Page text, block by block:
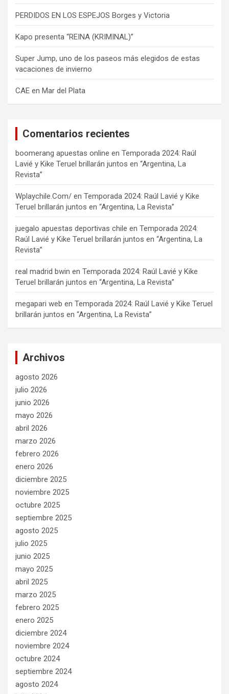
PERDIDOS EN LOS ESPEJOS Borges y Victoria
Kapo presenta “REINA (KRIMINAL)”
Super Jump, uno de los paseos más elegidos de estas
vacaciones de invierno
CAE en Mar del Plata
Comentarios recientes
boomerang apuestas online en Temporada 2024: Raúl
Lavié y Kike Teruel brillarán juntos en “Argentina, La
Revista”
Wplaychile.Com/ en Temporada 2024: Raúl Lavié y Kike
Teruel brillarán juntos en “Argentina, La Revista”
juegalo apuestas deportivas chile en Temporada 2024:
Raúl Lavié y Kike Teruel brillarán juntos en “Argentina, La
Revista”
real madrid bwin en Temporada 2024: Raúl Lavié y Kike
Teruel brillarán juntos en “Argentina, La Revista”
megapari web en Temporada 2024: Raúl Lavié y Kike Teruel
brillarán juntos en “Argentina, La Revista”
Archivos
agosto 2026
julio 2026
junio 2026
mayo 2026
abril 2026
marzo 2026
febrero 2026
enero 2026
diciembre 2025
noviembre 2025
octubre 2025
septiembre 2025
agosto 2025
julio 2025
junio 2025
mayo 2025
abril 2025
marzo 2025
febrero 2025
enero 2025
diciembre 2024
noviembre 2024
octubre 2024
septiembre 2024
agosto 2024